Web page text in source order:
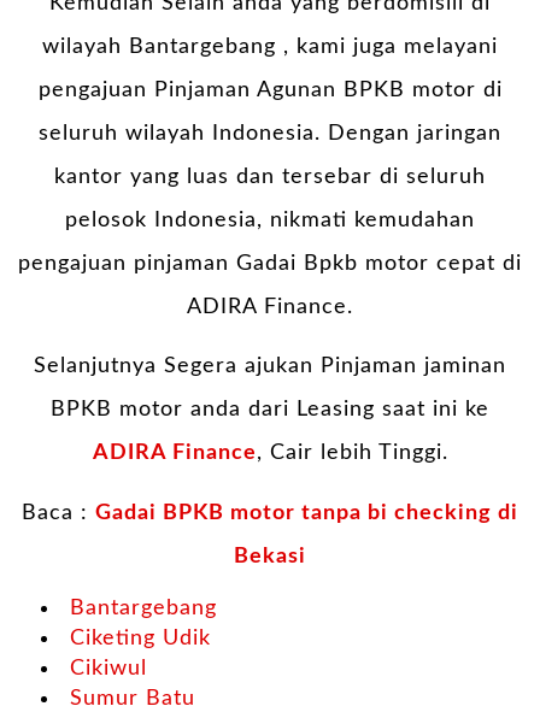
wilayah Bantargebang , kami juga melayani
pengajuan Pinjaman Agunan BPKB motor di
seluruh wilayah Indonesia. Dengan jaringan
kantor yang luas dan tersebar di seluruh
pelosok Indonesia, nikmati kemudahan
pengajuan pinjaman Gadai Bpkb motor cepat di
ADIRA Finance.
Selanjutnya Segera ajukan Pinjaman jaminan
BPKB motor anda dari Leasing saat ini ke
ADIRA Finance, Cair lebih Tinggi.
Baca : Gadai BPKB motor tanpa bi checking di
Bekasi
Bantargebang
Ciketing Udik
Cikiwul
Sumur Batu